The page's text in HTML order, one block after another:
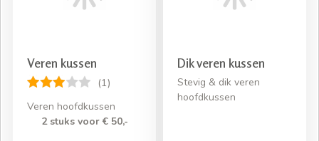
Veren kussen
(1)
Veren hoofdkussen
2 stuks voor € 50,-
Dik veren kussen
Stevig & dik veren
hoofdkussen